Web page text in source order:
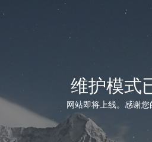
维护模式
网站即将上线。感谢您